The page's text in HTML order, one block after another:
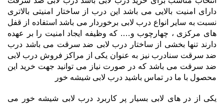
دارای امنیت بالایی می باشد این درب از ساختار امنیتی بالاتری
نسبت به سایر انواع درب لابی برخوردار می باشد استفاده از قفل
های مرکزی ، چهارچوب و…. که وظیفه ایجاد امنیت را بر عهده
دارند تنها بخشی از ساختار درب لابی ضد سرقت می باشد درب
ضد سرقت سنادرب نیز به عنوان یکی از مراکز فروش درب لابی
ضد سرقت می باشد که در صورت نیاز می توانید جهت خرید این
محصول با ما در تماس باشید درب لابی شیشه خور
یکی از در های لابی بسیار پر کاربرد درب لابی شیشه خور می